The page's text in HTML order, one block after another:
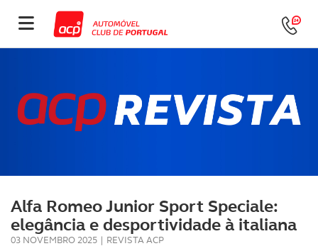
Alfa Romeo Junior Sport Speciale:
elegância e desportividade à italiana
03 NOVEMBRO 2025 | REVISTA ACP